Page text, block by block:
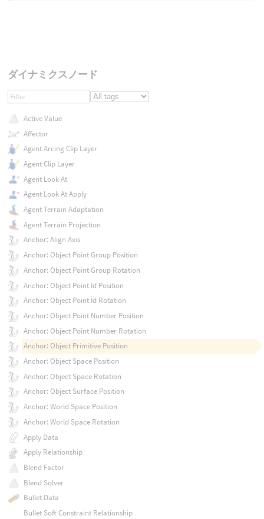
ダイナミクスノード
Active Value
Affector
Agent Arcing Clip Layer
Agent Clip Layer
Agent Look At
Agent Look At Apply
Agent Terrain Adaptation
Agent Terrain Projection
Anchor: Align Axis
Anchor: Object Point Group Position
Anchor: Object Point Group Rotation
Anchor: Object Point Id Position
Anchor: Object Point Id Rotation
Anchor: Object Point Number Position
Anchor: Object Point Number Rotation
Anchor: Object Primitive Position
Anchor: Object Space Position
Anchor: Object Space Rotation
Anchor: Object Surface Position
Anchor: World Space Position
Anchor: World Space Rotation
Apply Data
Apply Relationship
Blend Factor
Blend Solver
Bullet Data
Bullet Soft Constraint Relationship